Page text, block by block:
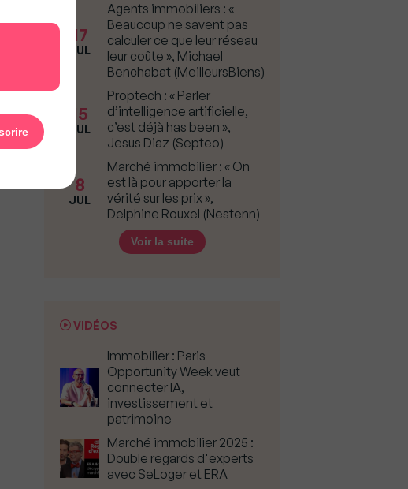
17
JUL
Agents immobiliers : «
Beaucoup ne savent pas
calculer ce que leur réseau
leur coûte », Michael
Benchabat (MeilleursBiens)
15
JUL
Proptech : « Parler
d’intelligence artificielle,
c’est déjà has been »,
Jesus Diaz (Septeo)
8
JUL
Marché immobilier : « On
est là pour apporter la
vérité sur les prix »,
Delphine Rouxel (Nestenn)
Voir la suite
VIDÉOS
Immobilier : Paris
Opportunity Week veut
connecter IA,
investissement et
patrimoine
Marché immobilier 2025 :
Double regards d'experts
avec SeLoger et ERA